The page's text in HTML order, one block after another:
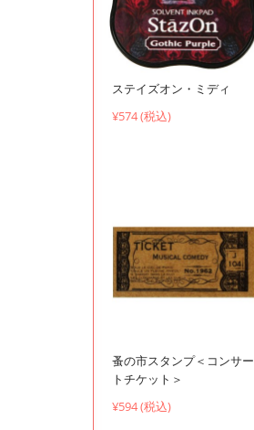
ステイズオン・ミディ
¥574 (税込)
蚤の市スタンプ＜コンサー
トチケット＞
¥594 (税込)